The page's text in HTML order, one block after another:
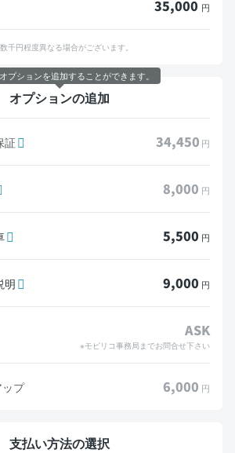
35,000 円
千円程度異なる場合がございます。
オプションの追加
証 34,450 円
8,000 円
5,500 円
明 9,000 円
ASK
※モビリコ事務局までお問合せ下さい
ップ 6,000 円
支払い方法の選択
プションを追加することができます。